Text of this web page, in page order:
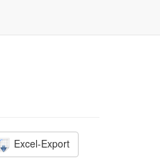
Excel-Export